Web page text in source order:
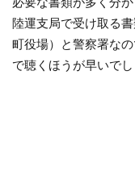
陸運支局で受け取る
町役場）と警察署な
で聴くほうが早いでし